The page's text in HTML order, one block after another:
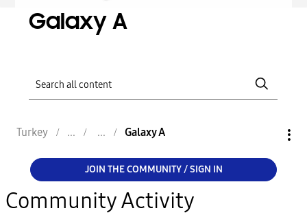
Galaxy A
Turkey Galaxy A
JOIN THE COMMUNITY / SIGN IN
Community Activity